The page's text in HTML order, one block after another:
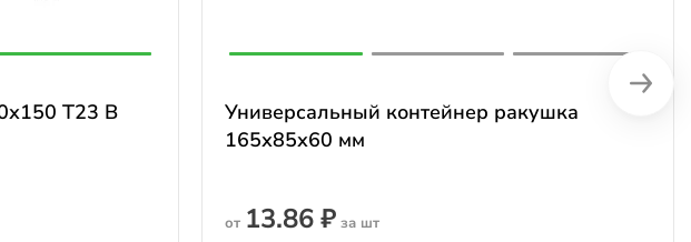
Т23 B
Универсальный контейнер ракушка
165х85х60 мм
от 13.86 ₽ за шт